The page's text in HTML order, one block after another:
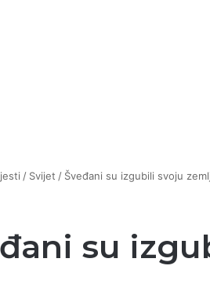
/ Svijet / Šveđani su izgubili svoju
su